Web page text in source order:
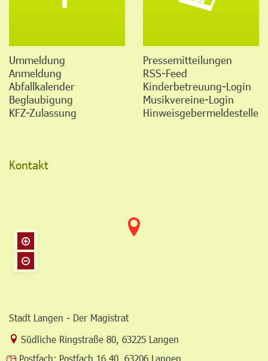
Ummeldung
Anmeldung
Abfallkalender
Beglaubigung
KFZ-Zulassung
Pressemitteilungen
RSS-Feed
Kinderbetreuung-Login
Musikvereine-Login
Hinweisgebermeldestelle
Kontakt
Stadt Langen - Der Magistrat
Link zur Google-Maps Navigation
Südliche Ringstraße 80 63225 Langen
Postfach: Postfach 16 40, 63206 Langen